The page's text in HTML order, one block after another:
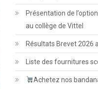
Présentation de
au collège de Vittel
Résultats Brevet 2026
Liste des fournitures
Achetez nos